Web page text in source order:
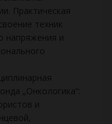
Практическая
техник
напряжения и
„Онкологика“:
и